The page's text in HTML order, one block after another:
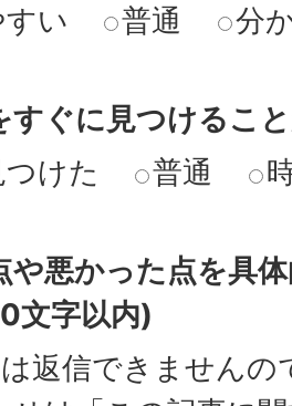
い
普通 分
すぐに見つけるこ
けた
普通
や悪かった点を具
文字以内)
返信できませんの